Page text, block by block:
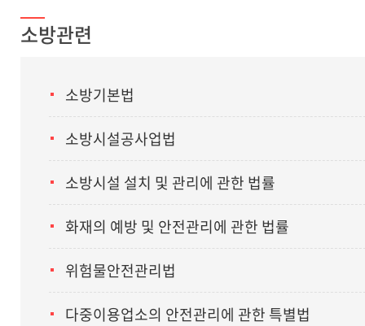
소방관련
소방기본법
소방시설공사업법
소방시설 설치 및 관리에 관한 법률
화재의 예방 및 안전관리에 관한 법률
위험물안전관리법
다중이용업소의 안전관리에 관한 특별법